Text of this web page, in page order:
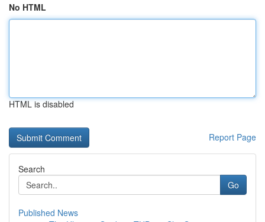
No HTML
HTML is disabled
Report Page
Search
Go
Published News